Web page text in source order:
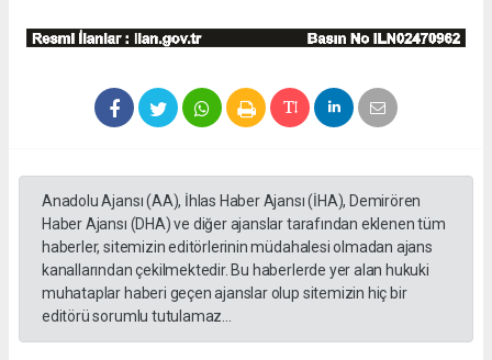
Anadolu Ajansı (AA), İhlas Haber Ajansı (İHA), Demirören
Haber Ajansı (DHA) ve diğer ajanslar tarafından eklenen tüm
haberler, sitemizin editörlerinin müdahalesi olmadan ajans
kanallarından çekilmektedir. Bu haberlerde yer alan hukuki
muhataplar haberi geçen ajanslar olup sitemizin hiç bir
editörü sorumlu tutulamaz...